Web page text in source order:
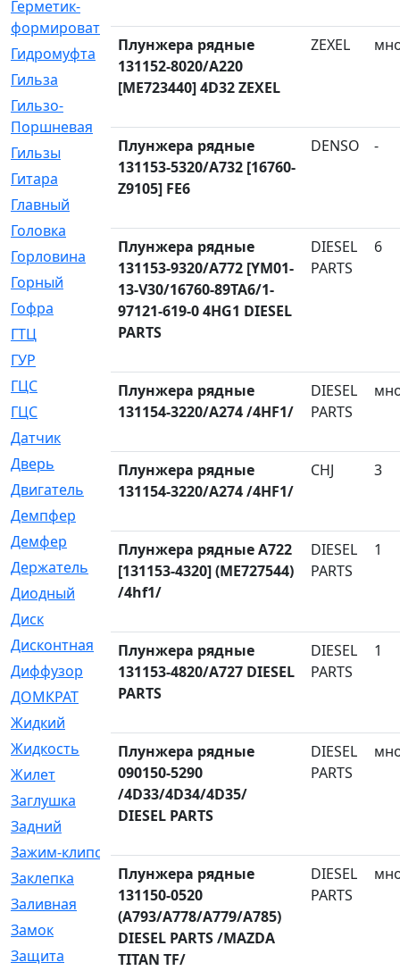
Герметик-
формирователь
Гидромуфта
[47]
Гильза
[56]
Гильзо-
Поршневая
Гильзы
[259]
Гитара
[7]
Главный
Головка
[28]
Горловина
[14]
Горный
[1]
Гофра
[86]
ГТЦ
[96]
ГУР
ГЦC
[6]
ГЦС
[74]
Датчик
Дверь
[249]
Двигатель
[64]
Демпфер
Демфер
[1]
Держатель
[5]
Диодный
Диск
Дисконтная
[1]
Диффузор
[1]
ДОМКРАТ
Жидкий
Жидкость
[80]
Жилет
[1]
Заглушка
[21]
Задний
[528]
Зажим-клипса
[1]
Заклепка
[1]
Заливная
[4]
Замок
[12]
Защита
[79]
Плунжера рядные
131152-8020/A220
[ME723440] 4D32 ZEXEL
ZEXEL
Плунжера рядные
131153-5320/A732 [16760-
Z9105] FE6
DENSO -
Плунжера рядные
131153-9320/A772 [YM01-
13-V30/16760-89TA6/1-
97121-619-0 4HG1 DIESEL
PARTS
DIESEL
PARTS
6
Плунжера рядные
131154-3220/A274 /4HF1/
DIESEL
PARTS
Плунжера рядные
131154-3220/A274 /4HF1/
CHJ 3
Плунжера рядные A722
[131153-4320] (ME727544)
/4hf1/
DIESEL
PARTS
1
Плунжера рядные
131153-4820/A727 DIESEL
PARTS
DIESEL
PARTS
1
Плунжера рядные
090150-5290
/4D33/4D34/4D35/
DIESEL PARTS
DIESEL
PARTS
Плунжера рядные
131150-0520
(A793/A778/A779/A785)
DIESEL PARTS /MAZDA
TITAN TF/
DIESEL
PARTS